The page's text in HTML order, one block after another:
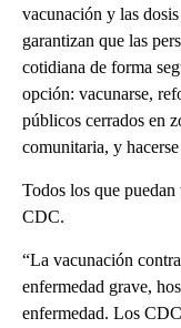
vacunación y las
garantizan que las
cotidiana de forma
opción: vacunarse,
públicos cerrados en
comunitaria, y
Todos los que
CDC.
“La vacunación
enfermedad grave,
enfermedad. Los